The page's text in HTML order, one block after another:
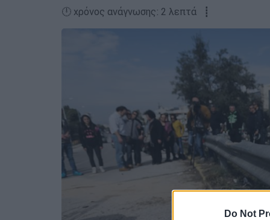
Do Not
🕛 χρόνος ανάγνωσης: 2 λεπτά ┋